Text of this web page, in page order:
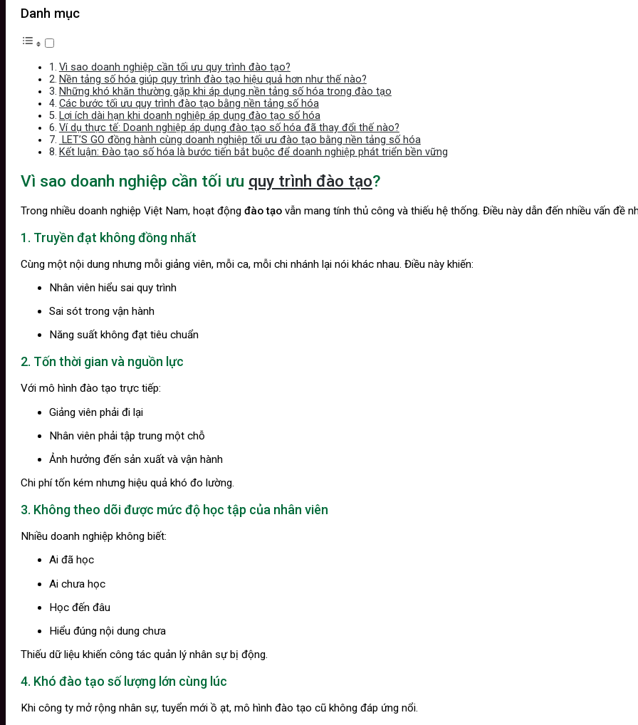
Danh mục
Vì sao doanh nghiệp cần tối ưu quy trình đào tạo?
Nền tảng số hóa giúp quy trình đào tạo hiệu quả hơn như thế nào?
Những khó khăn thường gặp khi áp dụng nền tảng số hóa trong đào tạo
Các bước tối ưu quy trình đào tạo bằng nền tảng số hóa
Lợi ích dài hạn khi doanh nghiệp áp dụng đào tạo số hóa
Ví dụ thực tế: Doanh nghiệp áp dụng đào tạo số hóa đã thay đổi thế nào?
LET’S GO đồng hành cùng doanh nghiệp tối ưu đào tạo bằng nền tảng số hóa
Kết luận: Đào tạo số hóa là bước tiến bắt buộc để doanh nghiệp phát triển bền vững
Vì sao doanh nghiệp cần tối ưu quy trình đào tạo?
Trong nhiều doanh nghiệp Việt Nam, hoạt động đào tạo vẫn mang tính thủ công và thiếu hệ thống. Điều này dẫn đến nhiều vấn đề
1. Truyền đạt không đồng nhất
Cùng một nội dung nhưng mỗi giảng viên, mỗi ca, mỗi chi nhánh lại nói khác nhau. Điều này khiến:
Nhân viên hiểu sai quy trình
Sai sót trong vận hành
Năng suất không đạt tiêu chuẩn
2. Tốn thời gian và nguồn lực
Với mô hình đào tạo trực tiếp:
Giảng viên phải đi lại
Nhân viên phải tập trung một chỗ
Ảnh hưởng đến sản xuất và vận hành
Chi phí tốn kém nhưng hiệu quả khó đo lường.
3. Không theo dõi được mức độ học tập của nhân viên
Nhiều doanh nghiệp không biết:
Ai đã học
Ai chưa học
Học đến đâu
Hiểu đúng nội dung chưa
Thiếu dữ liệu khiến công tác quản lý nhân sự bị động.
4. Khó đào tạo số lượng lớn cùng lúc
Khi công ty mở rộng nhân sự, tuyển mới ồ ạt, mô hình đào tạo cũ không đáp ứng nổi.